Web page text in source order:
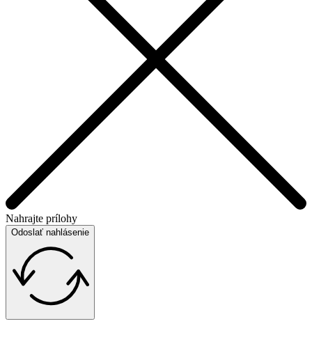
Nahrajte prílohy
Odoslať nahlásenie